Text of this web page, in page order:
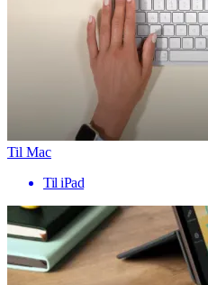
Til Mac
Til iPad